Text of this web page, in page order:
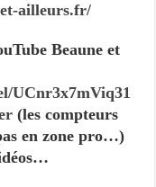
ailleurs.fr/
Beaune et
UCnr3x7mViq31
(les compteurs
en zone pro…)